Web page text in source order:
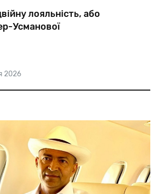
лояльність, або
Усманової
кричала
чиї зв’язки з Ізраїлем добре відомі.
2026